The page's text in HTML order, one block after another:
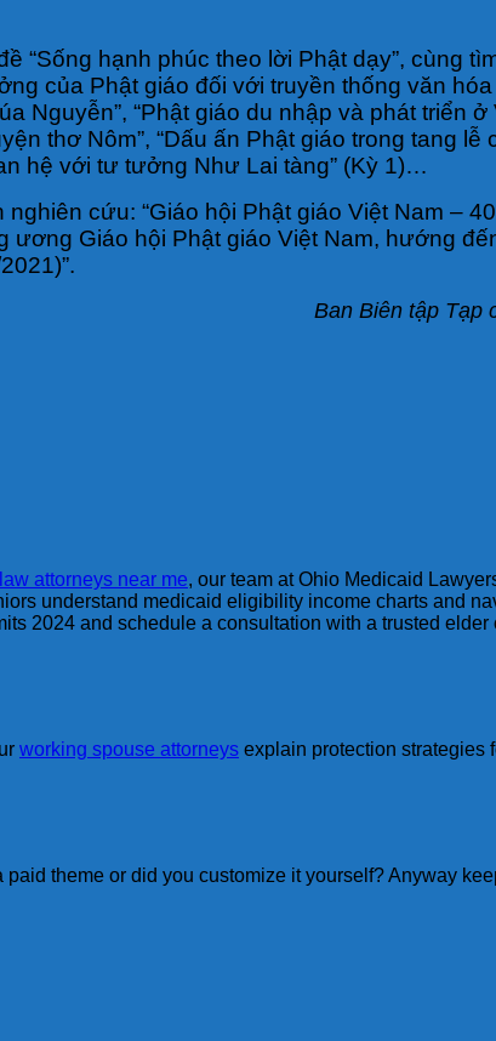
“Sống hạnh phúc theo lời Phật dạy”, cùng
của Phật giáo đối với truyền thống văn
Nguyễn”, “Phật giáo du nhập và phát triển
thơ Nôm”, “Dấu ấn Phật giáo trong tang lễ
hệ với tư tưởng Như Lai tàng” (Kỳ 1)…
cứu: “Giáo hội Phật giáo Việt Nam –
ương Giáo hội Phật giáo Việt Nam, hướng
Ban Biên tập Tạp
attorneys near me, our team at Ohio Medicaid
understand medicaid eligibility income charts and
2024 and schedule a consultation with a trusted elder
working spouse attorneys explain protection strategies
theme or did you customize it yourself? Anyway